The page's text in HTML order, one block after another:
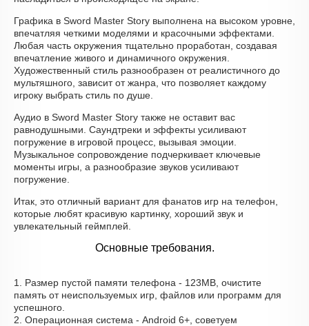
Графика в Sword Master Story выполнена на высоком уровне,
впечатляя четкими моделями и красочными эффектами.
Любая часть окружения тщательно проработан, создавая
впечатление живого и динамичного окружения.
Художественный стиль разнообразен от реалистичного до
мультяшного, зависит от жанра, что позволяет каждому
игроку выбрать стиль по душе.
Аудио в Sword Master Story также не оставит вас
равнодушными. Саундтреки и эффекты усиливают
погружение в игровой процесс, вызывая эмоции.
Музыкальное сопровождение подчеркивает ключевые
моменты игры, а разнообразие звуков усиливают
погружение.
Итак, это отличный вариант для фанатов игр на телефон,
которые любят красивую картинку, хороший звук и
увлекательный геймплей.
Основные требования.
1. Размер пустой памяти телефона - 123MB, очистите
память от неиспользуемых игр, файлов или программ для
успешного.
2. Операционная система - Android 6+, советуем